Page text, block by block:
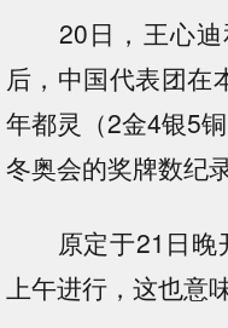
20日，王心迪
后，中国代表团在
年都灵（2金4银5
冬奥会的奖牌数纪
原定于21日晚开
上午进行，这也意